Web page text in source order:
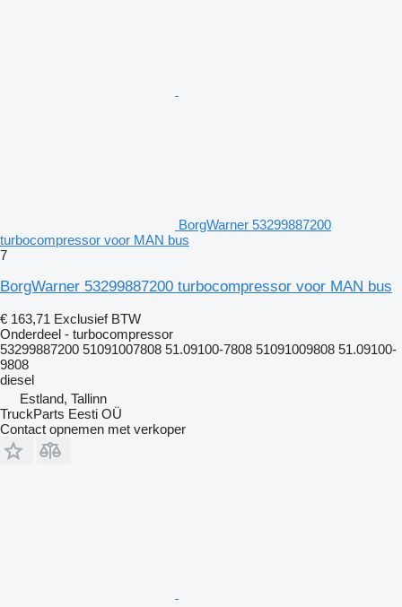
BorgWarner 53299887200
turbocompressor voor MAN bus
7
BorgWarner 53299887200 turbocompressor voor MAN bus
€ 163,71 Exclusief BTW
Onderdeel - turbocompressor
53299887200 51091007808 51.09100-7808 51091009808 51.09100-
9808
diesel
Estland, Tallinn
TruckParts Eesti OÜ
Contact opnemen met verkoper